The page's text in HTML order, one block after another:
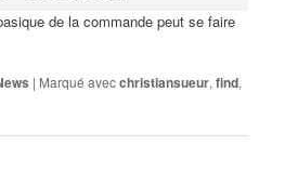
de la commande peut se faire
| Marqué avecchristiansueur,find,